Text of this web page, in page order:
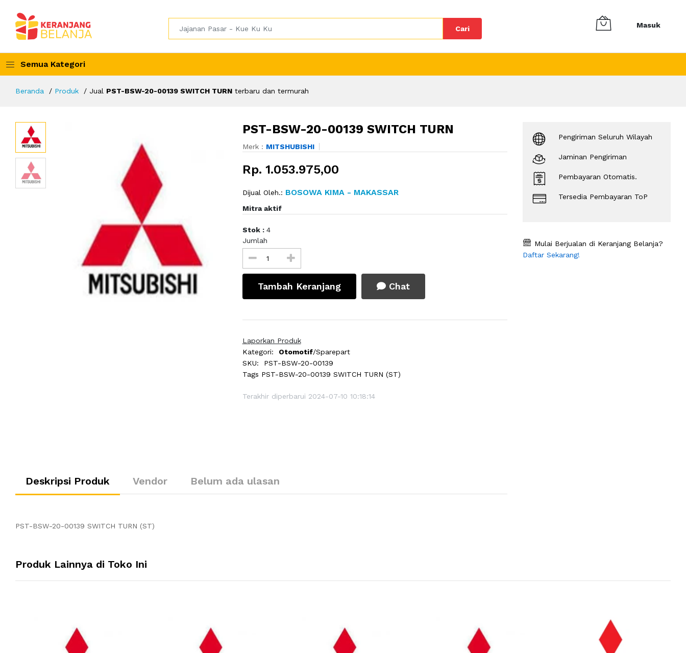
Cari Masuk
Semua Kategori
Beranda Produk Jual PST-BSW-20-00139 SWITCH TURN terbaru dan termurah
PST-BSW-20-00139 SWITCH TURN
Merk : MITSHUBISHI
Rp. 1.053.975,00
Dijual Oleh.: BOSOWA KIMA - MAKASSAR
Mitra aktif
Stok : 4
Jumlah
Tambah Keranjang Chat
Laporkan Produk
Kategori:
Otomotif/Sparepart
SKU:
PST-BSW-20-00139
Tags PST-BSW-20-00139 SWITCH TURN (ST)
Terakhir diperbarui 2024-07-10 10:18:14
Deskripsi Produk Vendor Belum ada ulasan
PST-BSW-20-00139 SWITCH TURN (ST)
Pengiriman Seluruh Wilayah
Jaminan Pengiriman
Pembayaran Otomatis.
Tersedia Pembayaran ToP
Mulai Berjualan di Keranjang Belanja?
Daftar Sekarang!
Produk Lainnya di Toko Ini